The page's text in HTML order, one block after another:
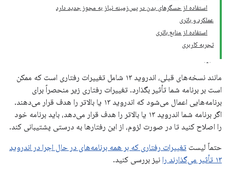
استفاده از حسگرهای بدن در پس‌زمینه نیاز به مجوز جدید دارد
عملکرد و باتری
استفاده از منابع باتری
تجربه کاربری
مانند نسخه‌های قبلی، اندروید ۱۳ شامل تغییرات رفتاری است که ممکن
است بر برنامه شما تأثیر بگذارد. تغییرات رفتاری زیر منحصراً برای
برنامه‌هایی اعمال می‌شود که اندروید ۱۳ یا بالاتر را هدف قرار می‌دهند.
اگر برنامه شما اندروید ۱۳ یا بالاتر را هدف قرار می‌دهد، باید برنامه خود
را اصلاح کنید تا در صورت لزوم، از این رفتارها به درستی پشتیبانی کند.
حتماً لیست تغییرات رفتاری که بر همه برنامه‌های در حال اجرا در اندروید
۱۳ تأثیر می‌گذارند را
نیز بررسی کنید.